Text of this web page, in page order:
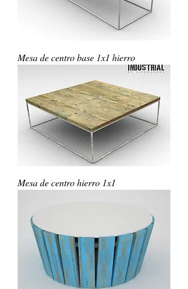
Mesa de centro base 1x1 hierro
Mesa de centro hierro 1x1